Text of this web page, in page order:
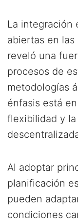
La integración
abiertas en
reveló una
procesos de
metodologías
énfasis está
flexibilidad y
Al adoptar
planificación
pueden
condiciones